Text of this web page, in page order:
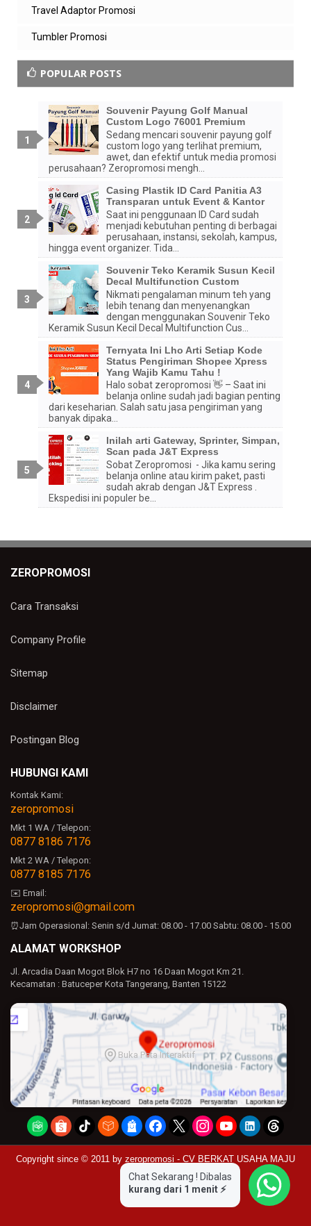
Travel Adaptor Promosi
Tumbler Promosi
POPULAR POSTS
Souvenir Payung Golf Manual
Custom Logo 76001 Premium
Sedang mencari souvenir payung golf
custom logo yang terlihat premium,
awet, dan efektif untuk media promosi
perusahaan? Zeropromosi mengh...
Casing Plastik ID Card Panitia A3
Transparan untuk Event & Kantor
Saat ini penggunaan ID Card sudah
menjadi kebutuhan penting di berbagai
perusahaan, instansi, sekolah, kampus,
hingga event organizer. Tida...
Souvenir Teko Keramik Susun Kecil
Decal Multifunction Custom
Nikmati pengalaman minum teh yang
lebih tenang dan menyenangkan
dengan menggunakan Souvenir Teko
Keramik Susun Kecil Decal Multifunction Cus...
Ternyata Ini Lho Arti Setiap Kode
Status Pengiriman Shopee Xpress
Yang Wajib Kamu Tahu !
Halo sobat zeropromosi 👋 – Saat ini
belanja online sudah jadi bagian penting
dari keseharian. Salah satu jasa pengiriman yang
banyak dipaka...
Inilah arti Gateway, Sprinter, Simpan,
Scan pada J&T Express
Sobat Zeropromosi - Jika kamu sering
belanja online atau kirim paket, pasti
sudah akrab dengan J&T Express .
Ekspedisi ini populer be...
ZEROPROMOSI
Cara Transaksi
Company Profile
Sitemap
Disclaimer
Postingan Blog
HUBUNGI KAMI
Kontak Kami:
zeropromosi
Mkt 1 WA / Telepon:
0877 8186 7176
Mkt 2 WA / Telepon:
0877 8185 7176
✉️ Email:
zeropromosi@gmail.com
⏰Jam Operasional: Senin s/d Jumat: 08.00 - 17.00 Sabtu: 08.00 - 15.00
ALAMAT WORKSHOP
Jl. Arcadia Daan Mogot Blok H7 no 16 Daan Mogot Km 21.
Kecamatan : Batuceper Kota Tangerang, Banten 15122
Buka Peta Interaktif
Copyright since © 2011 by zeropromosi - CV BERKAT USAHA MAJU
Chat Sekarang ! Dibalas
kurang dari 1 menit ⚡